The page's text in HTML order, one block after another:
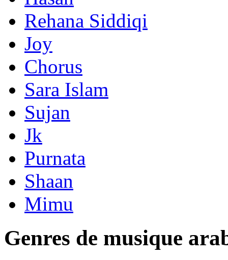
Rehana Siddiqi
Joy
Chorus
Sara Islam
Sujan
Jk
Purnata
Shaan
Mimu
Genres de musique